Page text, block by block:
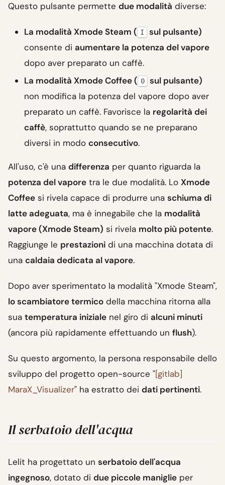
Questo pulsante permette due modalità diverse:
La modalità Xmode Steam ( I
sul pulsante)
consente di aumentare la potenza del vapore
dopo aver preparato un caffè.
La modalità Xmode Coffee ( 0
sul pulsante)
non modifica la potenza del vapore dopo aver
preparato un caffè. Favorisce la regolarità dei
caffè, soprattutto quando se ne preparano
diversi in modo consecutivo.
All'uso, c'è una differenza per quanto riguarda la
potenza del vapore tra le due modalità. Lo Xmode
Coffee si rivela capace di produrre una schiuma di
latte adeguata, ma è innegabile che la modalità
vapore (Xmode Steam) si rivela molto più potente.
Raggiunge le prestazioni di una macchina dotata di
una caldaia dedicata al vapore.
Dopo aver sperimentato la modalità "Xmode Steam",
lo scambiatore termico della macchina ritorna alla
sua temperatura iniziale nel giro di alcuni minuti
(ancora più rapidamente effettuando un flush).
Su questo argomento, la persona responsabile dello
sviluppo del progetto open-source "[gitlab]
MaraX_Visualizer" ha estratto dei dati pertinenti.
Il serbatoio dell'acqua
Lelit ha progettato un serbatoio dell'acqua
ingegnoso, dotato di due piccole maniglie per